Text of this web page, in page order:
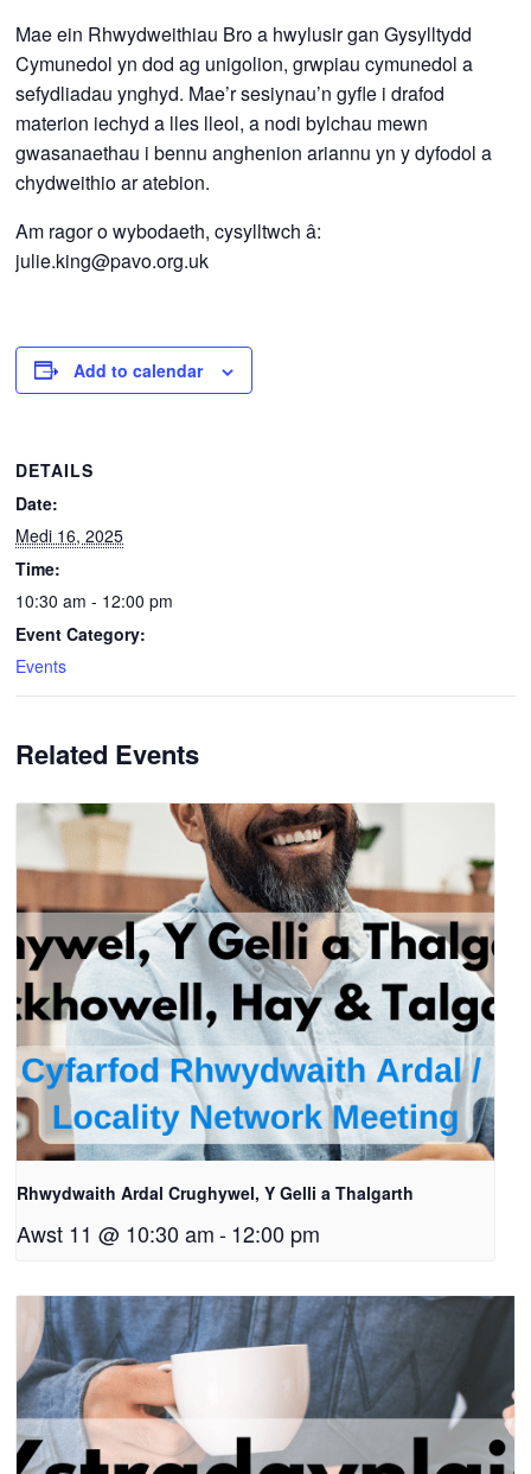
Mae ein Rhwydweithiau Bro a hwylusir gan Gysylltydd
Cymunedol yn dod ag unigolion, grwpiau cymunedol a
sefydliadau ynghyd. Mae’r sesiynau’n gyfle i drafod
materion iechyd a lles lleol, a nodi bylchau mewn
gwasanaethau i bennu anghenion ariannu yn y dyfodol a
chydweithio ar atebion.
Am ragor o wybodaeth, cysylltwch â:
julie.king@pavo.org.uk
Add to calendar
DETAILS
Date:
Medi 16, 2025
Time:
10:30 am - 12:00 pm
Event Category:
Events
Related Events
Rhwydwaith Ardal Crughywel, Y Gelli a Thalgarth
Awst 11 @ 10:30 am -12:00 pm